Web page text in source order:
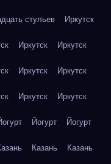
стульев Иркутск
Иркутск Иркутск
Иркутск Иркутск
Иркутск Иркутск
Йогурт Йогурт
Казань Казань